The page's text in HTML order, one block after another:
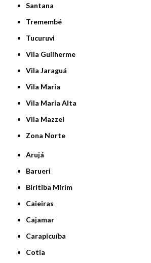
Santana
Tremembé
Tucuruvi
Vila Guilherme
Vila Jaraguá
Vila Maria
Vila Maria Alta
Vila Mazzei
Zona Norte
Arujá
Barueri
Biritiba Mirim
Caieiras
Cajamar
Carapicuíba
Cotia